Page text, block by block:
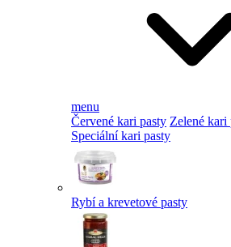
menu
Červené kari pasty Zelené kari
Speciální kari pasty
Rybí a krevetové pasty